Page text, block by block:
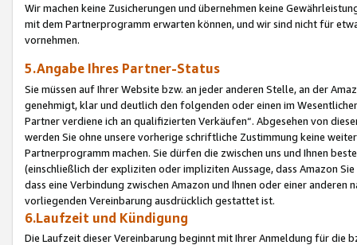
Wir machen keine Zusicherungen und übernehmen keine
mit dem Partnerprogramm erwarten können, und wir sind nicht für
vornehmen.
5.Angabe Ihres Partner-Status
Sie müssen auf Ihrer Website bzw. an jeder anderen Stelle, an der
genehmigt, klar und deutlich den folgenden oder einen im
Partner verdiene ich an qualifizierten Verkäufen“. Abgesehen von
werden Sie ohne unsere vorherige schriftliche Zustimmung keine
Partnerprogramm machen. Sie dürfen die zwischen uns und Ihnen
(einschließlich der expliziten oder impliziten Aussage, dass Amazon
dass eine Verbindung zwischen Amazon und Ihnen oder einer
vorliegenden Vereinbarung ausdrücklich gestattet ist.
6.Laufzeit und Kündigung
Die Laufzeit dieser Vereinbarung beginnt mit Ihrer Anmeldung für die